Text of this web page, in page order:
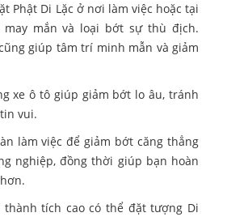
Phật Di Lặc ở nơi làm việc hoặc tại
mắn và loại bớt sự thù địch.
giúp tâm trí minh mẫn và giảm
xe ô tô giúp giảm bớt lo âu, tránh
vui.
làm việc để giảm bớt căng thẳng
nghiệp, đồng thời giúp bạn hoàn
thành tích cao có thể đặt tượng Di